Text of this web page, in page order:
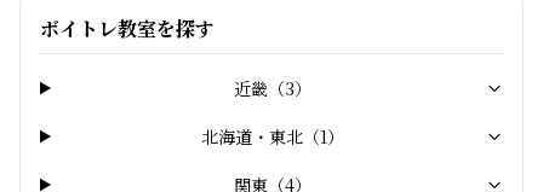
ボイトレ教室を探す
近畿 （3）
北海道・東北 （1）
関東 （4）